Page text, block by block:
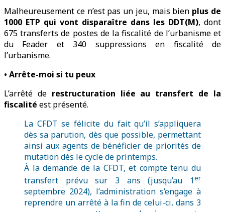
Malheureusement ce n’est pas un jeu, mais bien plus de
1000 ETP qui vont disparaître dans les DDT(M), dont
675 transferts de postes de la fiscalité de l’urbanisme et
du Feader et 340 suppressions en fiscalité de
l’urbanisme.
• Arrête-moi si tu peux
L’arrêté de restructuration liée au transfert de la
fiscalité est présenté.
La CFDT se félicite du fait qu’il s’appliquera
dès sa parution, dès que possible, permettant
ainsi aux agents de bénéficier de priorités de
mutation dès le cycle de printemps.
À la demande de la CFDT, et compte tenu du
transfert prévu sur 3 ans (jusqu’au 1er
septembre 2024), l’administration s’engage à
reprendre un arrêté à la fin de celui-ci, dans 3